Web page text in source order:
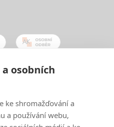
osobních
ke shromažďování a
a používání webu,